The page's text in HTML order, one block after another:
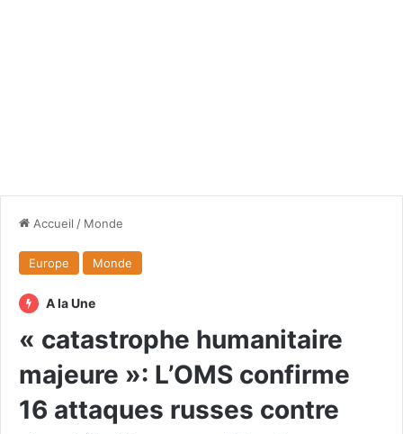
Accueil / Monde
Europe Monde
A la Une
« catastrophe humanitaire
majeure »: L’OMS confirme
16 attaques russes contre